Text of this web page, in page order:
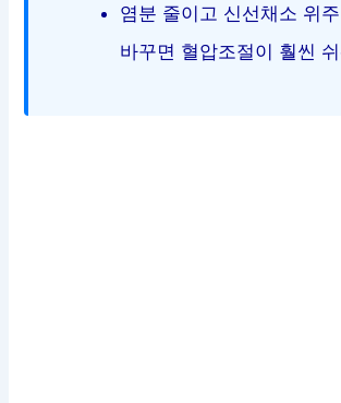
염분 줄이고 신선채소 위
바꾸면 혈압조절이 훨씬